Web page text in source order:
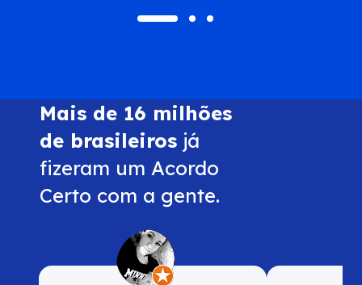
Mais de 16 milhões
de brasileiros já
fizeram um Acordo
Certo com a gente.